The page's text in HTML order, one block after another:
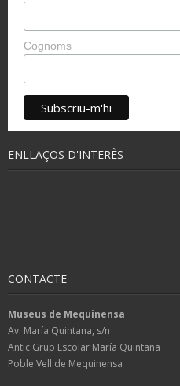
Cognoms
ENLLAÇOS D'INTERÈS
CONTACTE
Museus de Mequinensa
Av. María Quintana, s/n
Antic Grup Escolar María Quintana
Poble Vell de Mequinensa